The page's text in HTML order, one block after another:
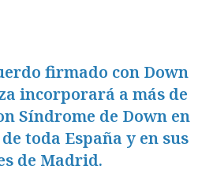
firmado con Down
incorporará a más de
Síndrome de Down en
toda España y en sus
de Madrid.